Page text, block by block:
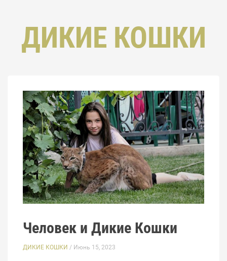
ДИКИЕ КОШКИ
Человек и Дикие Кошки
ДИКИЕ КОШКИ / Июнь 15, 2023